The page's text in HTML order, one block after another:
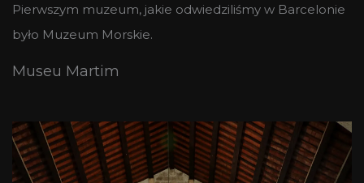
Pierwszym muzeum, jakie odwiedziliśmy w Barcelonie
było Muzeum Morskie.
Museu Martim